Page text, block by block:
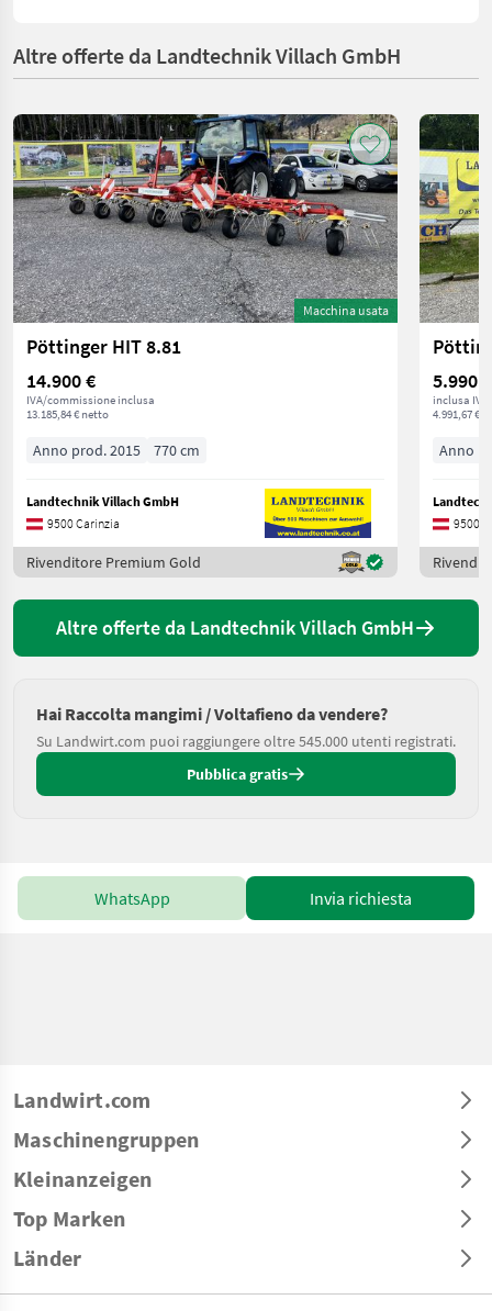
Altre offerte da Landtechnik Villach GmbH
Macchina usata
Pöttinger HIT 8.81
14.900 €
IVA/commissione inclusa
13.185,84 € netto
Anno prod. 2015 770 cm
Landtechnik Villach GmbH
9500 Carinzia
Rivenditore Premium Gold
5.990 €
inclusa IVA
4.991,67 €
Anno
9500
Altre offerte da Landtechnik Villach GmbH
Hai Raccolta mangimi / Voltafieno da vendere?
Su Landwirt.com puoi raggiungere oltre 545.000 utenti registrati.
Pubblica gratis
WhatsApp Invia richiesta
Landwirt.com
Maschinengruppen
Kleinanzeigen
Top Marken
Länder